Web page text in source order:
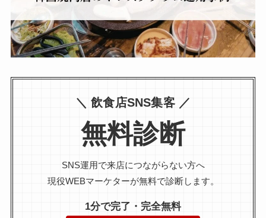
＼ 飲食店SNS集客 ／
無料診断
SNS運用で来店につながらない方へ
現役WEBマーケターが無料で診断します。
1分で完了・完全無料